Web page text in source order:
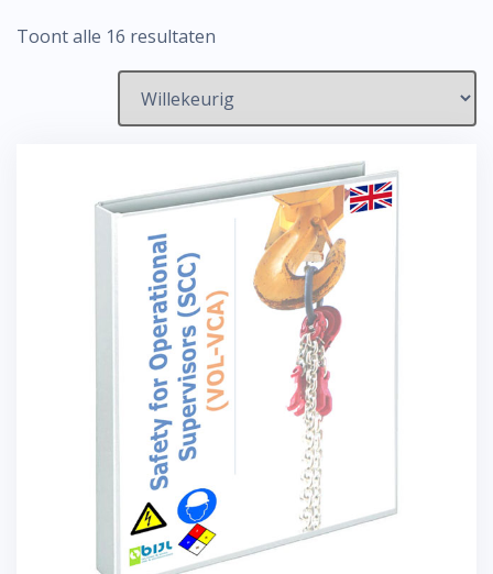
Toont alle 16 resultaten